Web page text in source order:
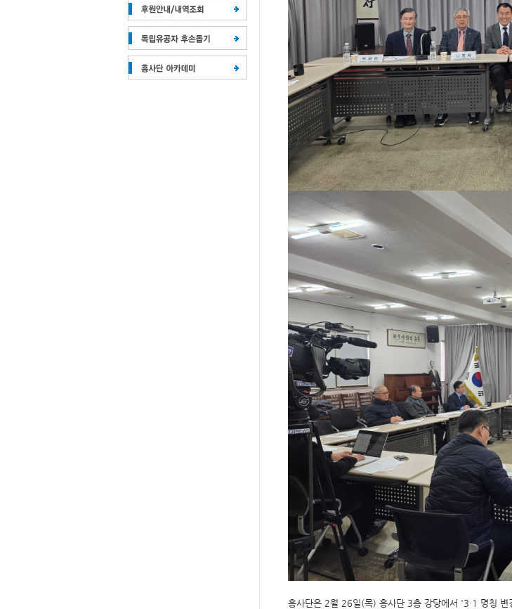
흥사단은 2월 26일(목) 흥사단 3층 강당에서 '3·1 명칭